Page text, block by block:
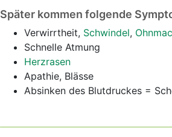
Später kommen folgende
Verwirrtheit, Schwindel,
Schnelle Atmung
Herzrasen
Apathie, Blässe
Absinken des Blutdruckes =